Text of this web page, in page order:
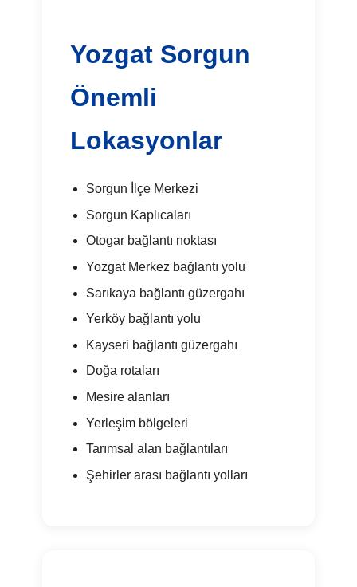
Yozgat Sorgun
Önemli
Lokasyonlar
Sorgun İlçe Merkezi
Sorgun Kaplıcaları
Otogar bağlantı noktası
Yozgat Merkez bağlantı yolu
Sarıkaya bağlantı güzergahı
Yerköy bağlantı yolu
Kayseri bağlantı güzergahı
Doğa rotaları
Mesire alanları
Yerleşim bölgeleri
Tarımsal alan bağlantıları
Şehirler arası bağlantı yolları